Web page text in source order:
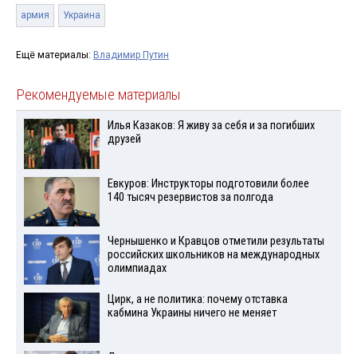
армия Украина
Ещё материалы: Владимир Путин
Рекомендуемые материалы
Илья Казаков: Я живу за себя и за погибших
друзей
Евкуров: Инструкторы подготовили более
140 тысяч резервистов за полгода
Чернышенко и Кравцов отметили результаты
российских школьников на международных
олимпиадах
Цирк, а не политика: почему отставка
кабмина Украины ничего не меняет